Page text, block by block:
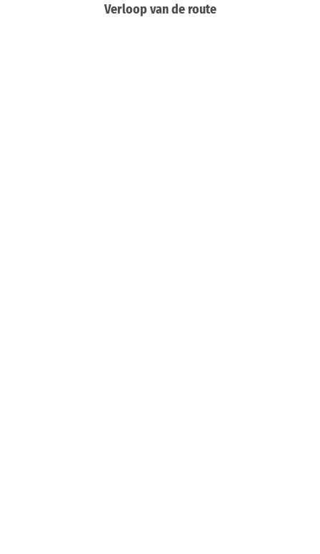
Verloop van de route